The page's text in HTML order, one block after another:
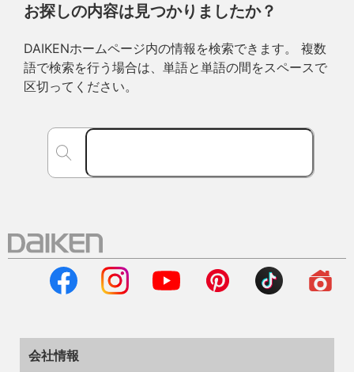
お探しの内容は見つかりましたか？
DAIKENホームページ内の情報を検索できます。 複数
語で検索を行う場合は、単語と単語の間をスペースで
区切ってください。
会社情報